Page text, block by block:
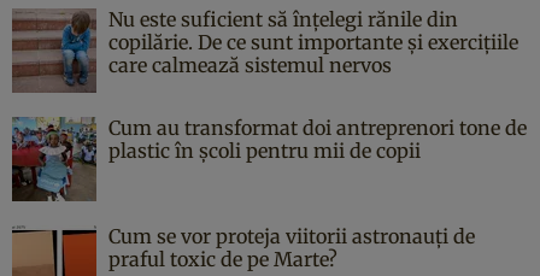
Nu este suficient să înțelegi rănile din
copilărie. De ce sunt importante și exercițiile
care calmează sistemul nervos
Cum au transformat doi antreprenori tone de
plastic în școli pentru mii de copii
Cum se vor proteja viitorii astronauți de
praful toxic de pe Marte?